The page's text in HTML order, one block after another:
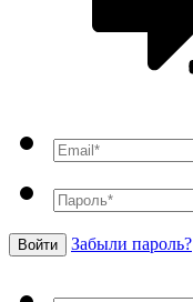
Войти Забыли пароль?